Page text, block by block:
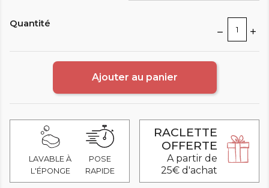
Quantité
Ajouter au panier
LAVABLE À
L'ÉPONGE
POSE
RAPIDE
RACLETTE
OFFERTE
A partir de
25€ d'achat